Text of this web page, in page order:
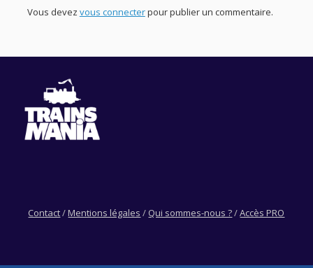
Vous devez vous connecterpour publier un commentaire.
Contact/Mentions légales / Qui sommes-nous ?/Accès PRO